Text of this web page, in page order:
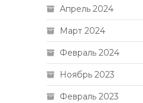
Апрель 2024
Март 2024
Февраль 2024
Ноябрь 2023
Февраль 2023